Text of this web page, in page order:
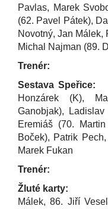
Pavlas, Marek
(62. Pavel Pátek),
Novotný, Jan Málek,
Michal Najman (89.
Trenér:
Sestava Speřice:
Honzárek (K),
Ganobjak),
Eremiáš (70.
Boček), Patrik
Marek Fukan
Trenér:
Žluté karty: 3:4
Málek, 86. Jiří